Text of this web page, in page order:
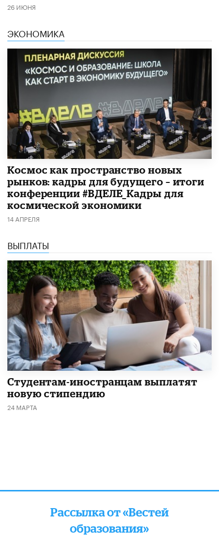
26 ИЮНЯ
ЭКОНОМИКА
Космос как пространство новых
рынков: кадры для будущего – итоги
конференции #ВДЕЛЕ_Кадры для
космической экономики
14 АПРЕЛЯ
ВЫПЛАТЫ
Студентам-иностранцам выплатят
новую стипендию
24 МАРТА
Рассылка от «Вестей
образования»